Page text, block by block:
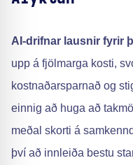
AI-drifnar lausnir fyrir
upp á fjölmarga kosti,
kostnaðarsparnað og
einnig að huga að
meðal skorti á
því að innleiða bestu